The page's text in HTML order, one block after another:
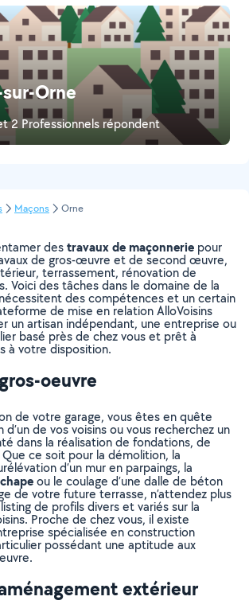
Orne
2 Professionnels répondent
Maçons Orne
destravaux de maçonnerie pour
de gros-œuvre et de second œuvre,
terrassement, rénovation de
Voici des tâches dans le domaine de la
des compétences et un certain
de mise en relation AlloVoisins
un artisan indépendant, une entreprise ou
basé près de chez vous et prêt à
à votre disposition.
oeuvre
de votre garage, vous êtes en quête
d’un de vos voisins ou vous recherchez un
dans la réalisation de fondations, de
ce soit pour la démolition, la
d’un mur en parpaings, la
ou le coulage d’une dalle de béton
de votre future terrasse, n’attendez plus
de profils divers et variés sur la
Proche de chez vous, il existe
spécialisée en construction
possédant une aptitude aux
extérieur